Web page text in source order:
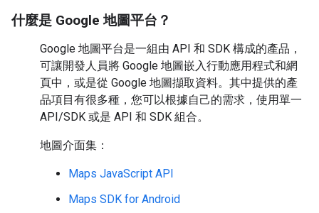
什麼是 Google 地圖平台？
Google 地圖平台是一組由 API 和 SDK 構成的產品，
可讓開發人員將 Google 地圖嵌入行動應用程式和網
頁中，或是從 Google 地圖擷取資料。其中提供的產
品項目有很多種，您可以根據自己的需求，使用單一
API/SDK 或是 API 和 SDK 組合。
地圖介面集：
Maps JavaScript API
Maps SDK for Android